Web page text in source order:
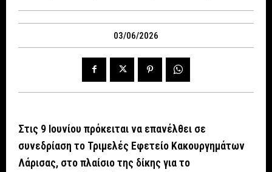
03/06/2026
Στις 9 Ιουνίου πρόκειται να επανέλθει σε
συνεδρίαση το Τριμελές Εφετείο Κακουργημάτων
Λάρισας, στο πλαίσιο της δίκης για το